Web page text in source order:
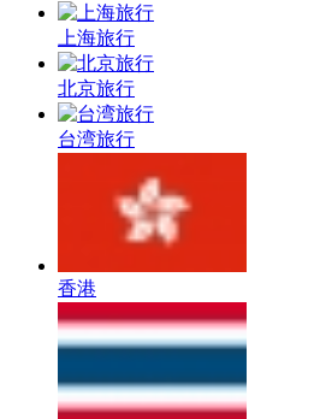
上海旅行
北京旅行
台湾旅行
香港